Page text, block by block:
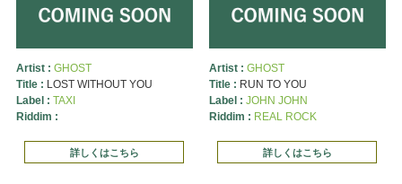
Artist : GHOST
Title : LOST WITHOUT YOU
Label : TAXI
Riddim :
詳しくはこちら
Artist : GHOST
Title : RUN TO YOU
Label : JOHN JOHN
Riddim : REAL ROCK
詳しくはこちら